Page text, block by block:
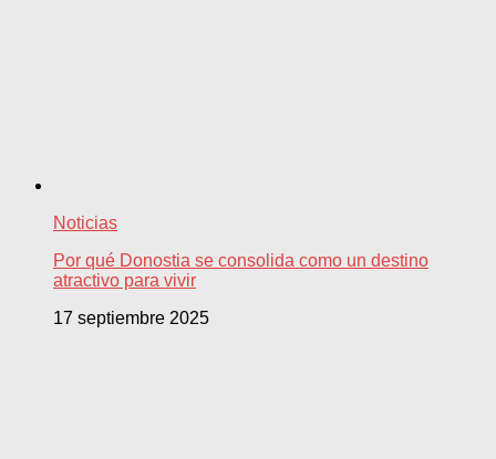
Noticias
Por qué Donostia se consolida como un destino
atractivo para vivir
17 septiembre 2025